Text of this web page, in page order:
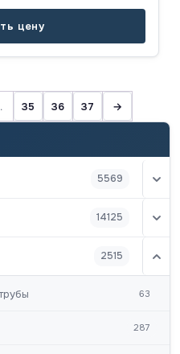
5569
14125
2515
63
287
цену
35 36 37 →